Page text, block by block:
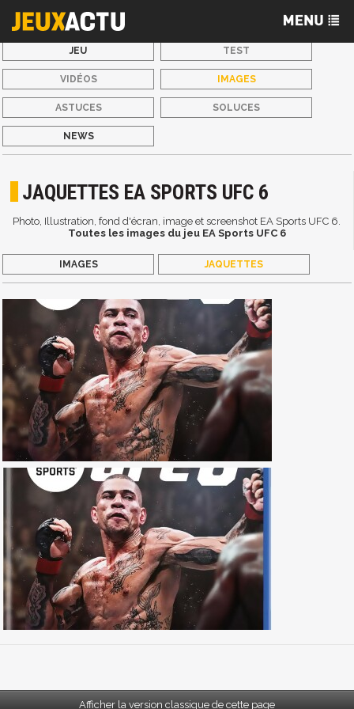
JEU TEST
VIDÉOS IMAGES
ASTUCES SOLUCES
NEWS
JAQUETTES EA SPORTS UFC 6
Photo, Illustration, fond d'écran, image et screenshot EA Sports UFC 6.
Toutes les images du jeu EA Sports UFC 6
IMAGES JAQUETTES
Afficher la version classique de cette page